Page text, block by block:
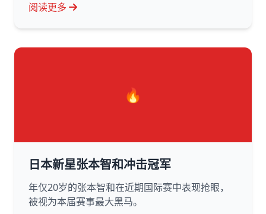
阅读更多
🔥
日本新星张本智和冲击冠军
年仅20岁的张本智和在近期国际赛中表现抢眼，
被视为本届赛事最大黑马。